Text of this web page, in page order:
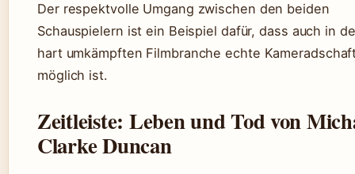
Der respektvolle Umgang zwischen den beiden
Schauspielern ist ein Beispiel dafür, dass auch in
hart umkämpften Filmbranche echte
möglich ist.
Zeitleiste: Leben und Tod von
Clarke Duncan